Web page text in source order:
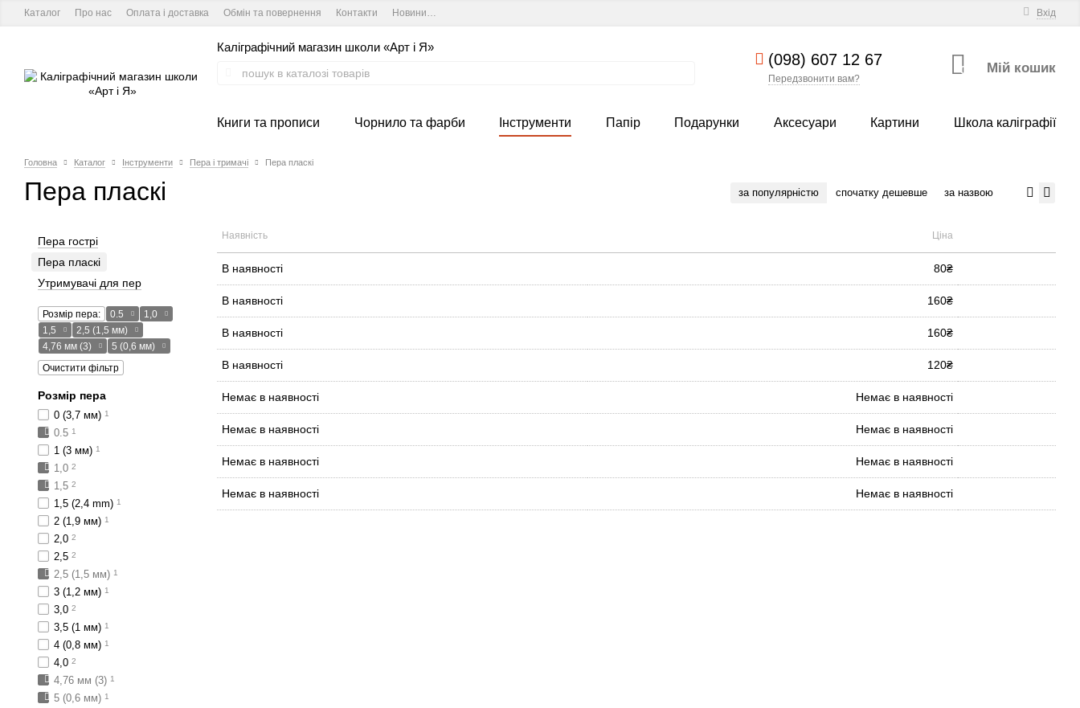
Каталог Про нас Оплата і доставка Обмін та повернення Контакти Новини та курси студії Вхід
Каліграфічний магазин школи «Арт і Я»
(098) 607 12 67
Передзвонити вам?
0 Мій кошик
Книги та прописи Чорнило та фарби Інструменти Папір Подарунки Аксесуари Картини Школа каліграфії
Головна Каталог Інструменти Пера і тримачі Пера пласкі
Пера пласкі за популярністю спочатку дешевше за назвою
Наявність Ціна
В наявності 80₴
В наявності 160₴
В наявності 160₴
В наявності 120₴
Немає в наявності Немає в наявності
Немає в наявності Немає в наявності
Немає в наявності Немає в наявності
Немає в наявності Немає в наявності
Пера гострі
Пера пласкі
Утримувачі для пер
Розмір пера: 0.5
1,0
1,5
2,5 (1,5 мм)
4,76 мм (3)
5 (0,6 мм)
Очистити фільтр
Розмір пера
0 (3,7 мм) 1
0.5 1
1 (3 мм) 1
1,0 2
1,5 2
1,5 (2,4 mm) 1
2 (1,9 мм) 1
2,0 2
2,5 2
2,5 (1,5 мм) 1
3 (1,2 мм) 1
3,0 2
3,5 (1 мм) 1
4 (0,8 мм) 1
4,0 2
4,76 мм (3) 1
5 (0,6 мм) 1